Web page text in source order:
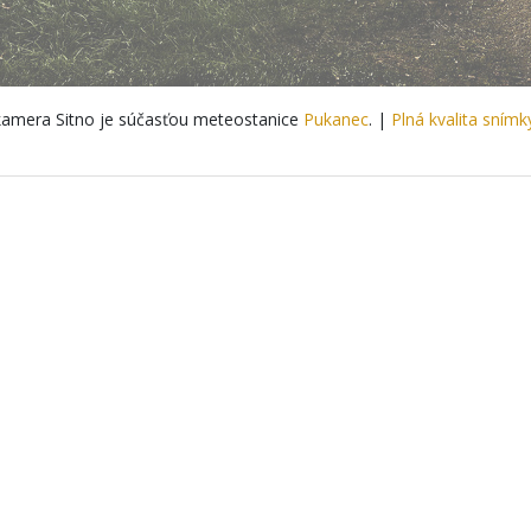
Sitno je súčasťou meteostanice Pukanec. | Plná kvalita